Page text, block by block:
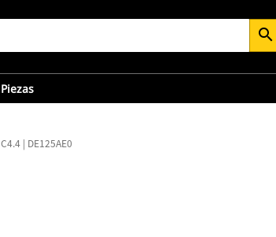
search
Piezas
C4.4 | DE125AE0